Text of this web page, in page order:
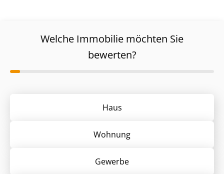
Welche Immobilie möchten Sie
bewerten?
Haus
Wohnung
Gewerbe